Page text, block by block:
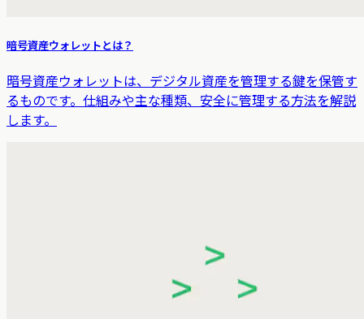
暗号資産ウォレットとは？
暗号資産ウォレットは、デジタル資産を管理する鍵を保管す
るものです。仕組みや主な種類、安全に管理する方法を解説
します。